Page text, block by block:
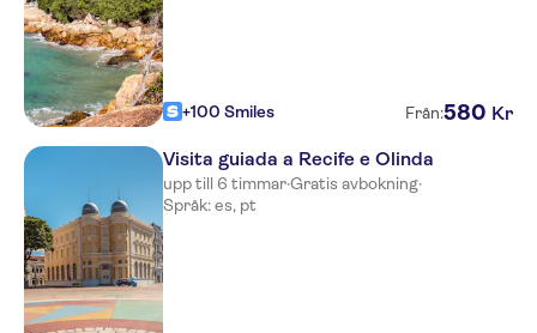
+100 Smiles Från:580 Kr
Visita guiada a Recife e Olinda
upp till 6 timmar·Gratis avbokning·
Språk: es, pt